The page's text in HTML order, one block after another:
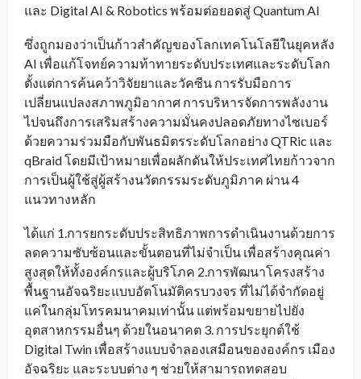
และ Digital AI & Robotics พร้อมต่อยอดสู่ Quantum AI
ซึ่งถูกมองว่าเป็นก้าวสำคัญของโลกเทคโนโลยีในยุคหลัง
AI เพื่อแก้โจทย์ความท้าทายระดับประเทศและระดับโลก
ตั้งแต่การค้นคว้าวิจัยยาและวัคซีน การรับมือการ
เปลี่ยนแปลงสภาพภูมิอากาศ การบริหารจัดการพลังงาน
ไปจนถึงการเสริมสร้างความมั่นคงปลอดภัยทางไซเบอร์
ด้วยความร่วมมือกับพันธมิตรระดับโลกอย่าง QTRic และ
qBraid โดยมีเป้าหมายเพื่อผลักดันให้ประเทศไทยก้าวจาก
การเป็นผู้ใช้สู่ผู้สร้างนวัตกรรมระดับภูมิภาค ผ่าน 4
แนวทางหลัก
ได้แก่ 1.การยกระดับประสิทธิภาพการดำเนินงานด้วยการ
ลดความซับซ้อนและขั้นตอนที่ไม่จำเป็น เพื่อสร้างคุณค่า
สูงสุดให้ทั้งองค์กรและผู้บริโภค 2.การพัฒนาโครงสร้าง
พื้นฐานอัจฉริยะแบบอัตโนมัติครบวงจร ที่ไม่ได้จำกัดอยู่
แค่ในกลุ่มโทรคมนาคมเท่านั้น แต่พร้อมขยายไปยัง
อุตสาหกรรมอื่นๆ ด้วยในอนาคต 3. การประยุกต์ใช้
Digital Twin เพื่อสร้างแบบจำลองเสมือนขององค์กร เมือง
อัจฉริยะ และระบบต่าง ๆ ช่วยให้สามารถทดสอบ